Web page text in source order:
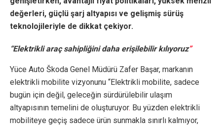
değerleri, güçlü şarj altyapısı ve gelişmiş sürüş
teknolojileriyle de dikkat çekiyor.
“Elektrikli araç sahipliğini daha erişilebilir kılıyoruz”
Yüce Auto Škoda Genel Müdürü Zafer Başar, markanın
elektrikli mobilite vizyonunu “Elektrikli mobilite, sadece
bugün için değil, geleceğin sürdürülebilir ulaşım
altyapısının temelini de oluşturuyor. Bu yüzden elektrikli
mobiliteye geçiş sadece ürün sunmakla sınırlı kalmıyor,